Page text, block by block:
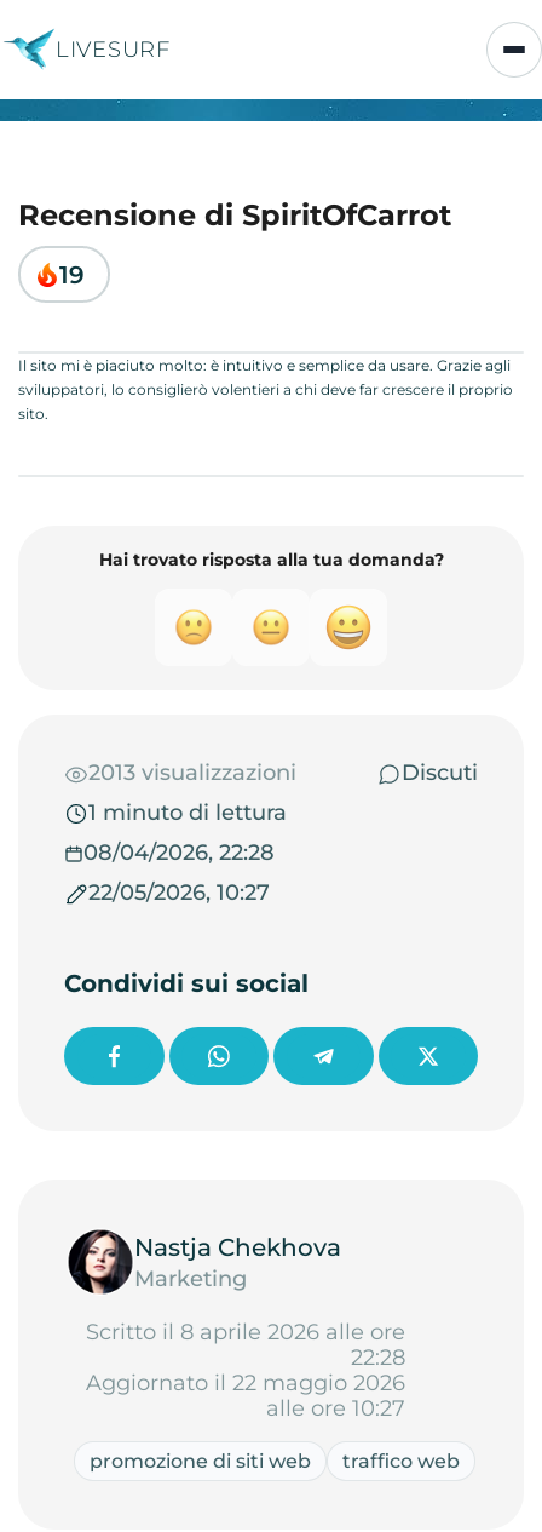
LIVESURF
Recensione di SpiritOfCarrot
19
Il sito mi è piaciuto molto: è intuitivo e semplice da usare. Grazie agli
sviluppatori, lo consiglierò volentieri a chi deve far crescere il proprio
sito.
Hai trovato risposta alla tua domanda?
2013 visualizzazioni
Discuti
1 minuto di lettura
08/04/2026, 22:28
22/05/2026, 10:27
Condividi sui social
Nastja Chekhova
Marketing
Scritto il 8 aprile 2026 alle ore
22:28
Aggiornato il 22 maggio 2026
alle ore 10:27
promozione di siti web traffico web